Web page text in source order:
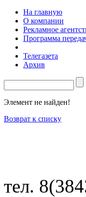
На главную
О компании
Рекламное
Программа
Телегазета
Архив
Элемент не найден!
Возврат к списку
тел.